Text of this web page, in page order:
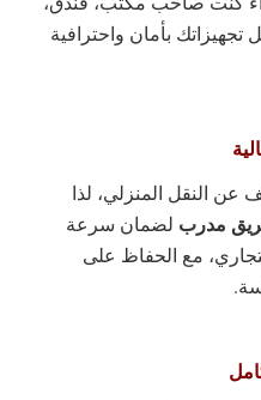
بأمان واحترافية
عن النقل المنزلي، لذا
مدرب لضمان سرعة
مع الحفاظ على